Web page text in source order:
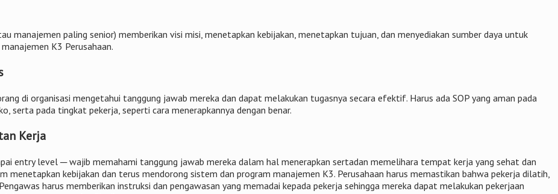
manajemen paling senior) memberikan visi misi, menetapkan kebijakan, menetapkan tujuan, dan menyediakan sumber daya untuk
K3 Perusahaan.
di organisasi mengetahui tanggung jawab mereka dan dapat melakukan tugasnya secara efektif. Harus ada SOP yang aman pada
serta pada tingkat pekerja, seperti cara menerapkannya dengan benar.
Kerja
entry level ─ wajib memahami tanggung jawab mereka dalam hal menerapkan sertadan memelihara tempat kerja yang sehat dan
menetapkan kebijakan dan terus mendorong sistem dan program manajemen K3. Perusahaan harus memastikan bahwa pekerja dilatih,
harus memberikan instruksi dan pengawasan yang memadai kepada pekerja sehingga mereka dapat melakukan pekerjaan